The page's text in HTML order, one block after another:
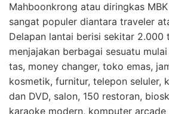
Mahboonkrong atau diringkas
sangat populer diantara traveler
Delapan lantai berisi sekitar 2.000
menjajakan berbagai sesuatu
tas, money changer, toko emas,
kosmetik, furnitur, telepon seluler,
dan DVD, salon, 150 restoran,
karaoke modern, komputer arcade